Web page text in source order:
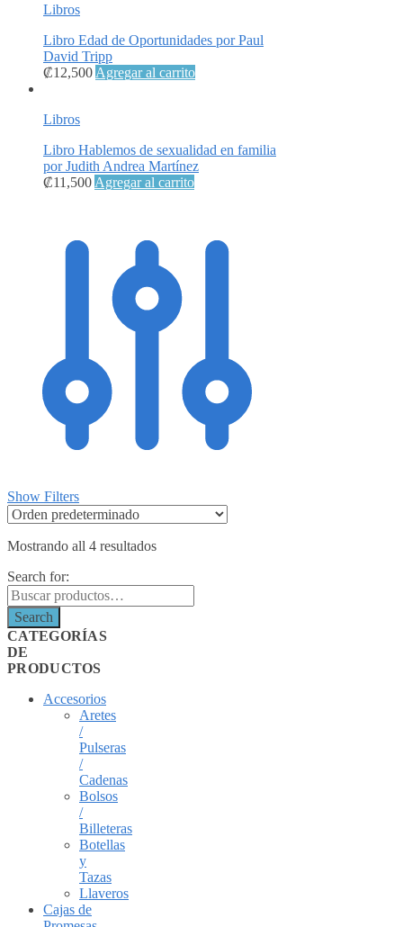
Libros
Libro Edad de Oportunidades por Paul
David Tripp
₡12,500 Agregar al carrito
Libros
Libro Hablemos de sexualidad en familia
por Judith Andrea Martínez
₡11,500 Agregar al carrito
Show Filters
Mostrando all 4 resultados
Search for:
Search
CATEGORÍAS
DE
PRODUCTOS
Accesorios
Aretes
/
Pulseras
/
Cadenas
Bolsos
/
Billeteras
Botellas
y
Tazas
Llaveros
Cajas de